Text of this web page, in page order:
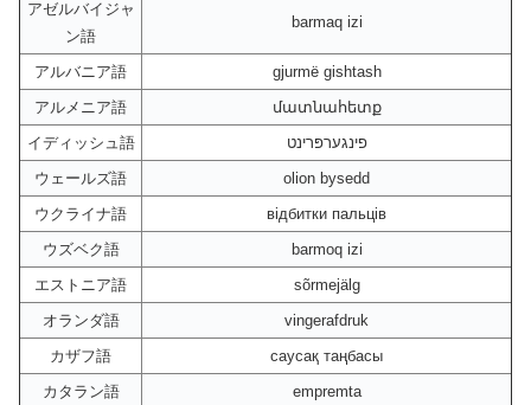
アゼルバイジャ
ン語
barmaq izi
アルバニア語
gjurmë gishtash
アルメニア語
մատնահետք
イディッシュ語
פינגערפּרינט
ウェールズ語
olion bysedd
ウクライナ語
відбитки пальців
ウズベク語
barmoq izi
エストニア語
sõrmejälg
オランダ語
vingerafdruk
カザフ語
саусақ таңбасы
カタラン語
empremta